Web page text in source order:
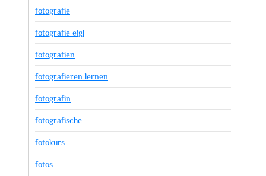
fotografie
fotografie eigl
fotografien
fotografieren lernen
fotografin
fotografische
fotokurs
fotos